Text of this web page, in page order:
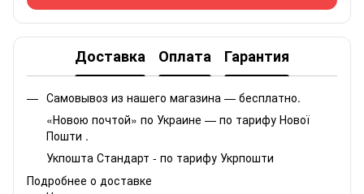
Доставка Оплата Гарантия
Самовывоз из нашего магазина — бесплатно.
«Новою почтой» по Украине — по тарифу Нової
Пошти .
Укпошта Стандарт - по тарифу Укрпошти
Подробнее о доставке